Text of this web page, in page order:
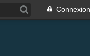
Connexion